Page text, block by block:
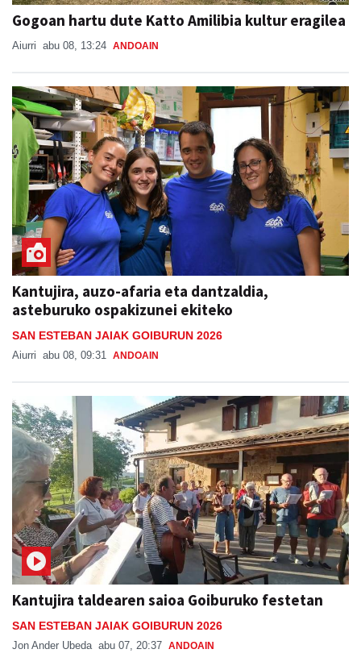
Gogoan hartu dute Katto Amilibia kultur eragilea
Aiurri abu 08, 13:24 ANDOAIN
Kantujira, auzo-afaria eta dantzaldia,
asteburuko ospakizunei ekiteko
SAN ESTEBAN JAIAK GOIBURUN 2026
Aiurri abu 08, 09:31 ANDOAIN
Kantujira taldearen saioa Goiburuko festetan
SAN ESTEBAN JAIAK GOIBURUN 2026
Jon Ander Ubeda abu 07, 20:37 ANDOAIN